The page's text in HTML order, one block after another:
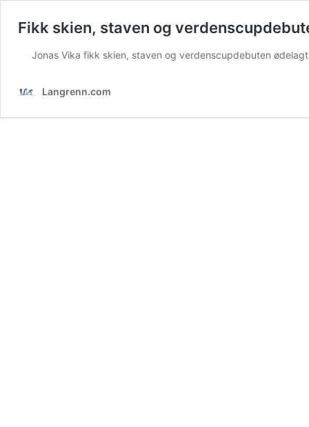
Fikk skien, staven og
Jonas Vika fikk skien, staven og verdenscupdebuten
Langrenn.com